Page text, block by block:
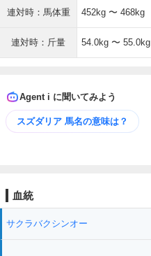
連対時：馬体重 452kg 〜 468kg
連対時：斤量 54.0kg 〜 55.0kg
Agent i に聞いてみよう
スズダリア 馬名の意味は？
血統
サクラバクシンオー